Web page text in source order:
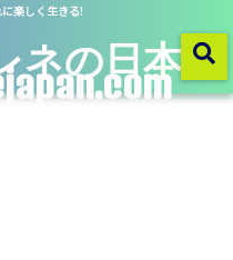
楽しく生きる!
の日本